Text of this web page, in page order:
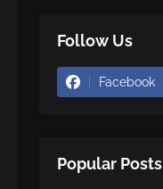
Follow Us
Facebook
Popular Posts